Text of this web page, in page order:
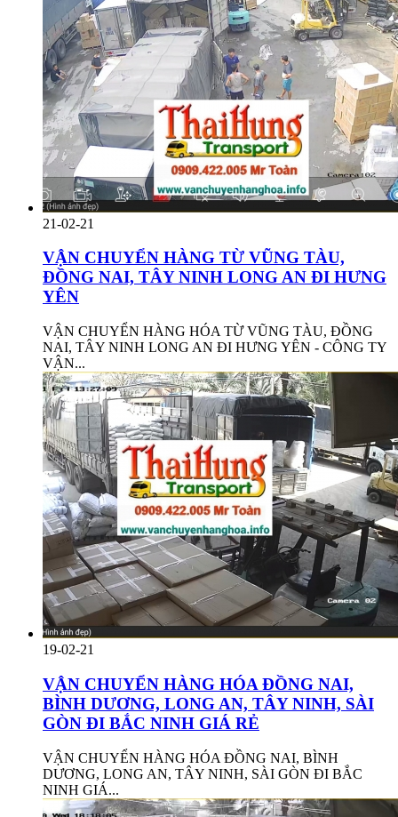
21-02-21
VẬN CHUYỂN HÀNG TỪ VŨNG TÀU,
ĐỒNG NAI, TÂY NINH LONG AN ĐI HƯNG
YÊN
VẬN CHUYỂN HÀNG HÓA TỪ VŨNG TÀU, ĐỒNG
NAI, TÂY NINH LONG AN ĐI HƯNG YÊN - CÔNG TY
VẬN...
19-02-21
VẬN CHUYỂN HÀNG HÓA ĐỒNG NAI,
BÌNH DƯƠNG, LONG AN, TÂY NINH, SÀI
GÒN ĐI BẮC NINH GIÁ RẺ
VẬN CHUYỂN HÀNG HÓA ĐỒNG NAI, BÌNH
DƯƠNG, LONG AN, TÂY NINH, SÀI GÒN ĐI BẮC
NINH GIÁ...